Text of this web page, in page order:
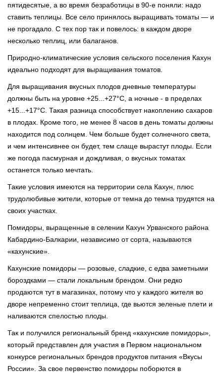
пятидесятые, а во время безработицы в 90-е поняли: надо
ставить теплицы. Все село принялось выращивать томаты — и
не прогадало. С тех пор так и повелось: в каждом дворе
несколько теплиц, или балаганов.⠀
Природно-климатические условия сельского поселения Кахун
идеально подходят для выращивания томатов.⠀
Для выращивания вкусных плодов дневные температуры
должны быть на уровне +25...+27°C, а ночные - в пределах
+15...+17°C. Такая разница способствует накоплению сахаров
в плодах. Кроме того, не менее 8 часов в день томаты должны
находится под солнцем. Чем больше будет солнечного света,
и чем интенсивнее он будет, тем слаще вырастут плоды. Если
же погода пасмурная и дождливая, о вкусных томатах
останется только мечтать.⠀
Такие условия имеются на территории села Кахун, плюс
трудолюбивые жители, которые от темна до темна трудятся на
своих участках.⠀
Помидоры, выращенные в селении Кахун Урванского района
Кабардино-Балкарии, независимо от сорта, называются
«кахунские».⠀
Кахунские помидоры — розовые, сладкие, с едва заметными
бороздками — стали локальным брендом. Они редко
продаются тут в магазинах, потому что у каждого жителя во
дворе непременно стоит теплица, где вьются зеленые плети и
наливаются спелостью плоды.⠀
Так и получился региональный бренд «кахунские помидоры»,
который представлен для участия в Первом национальном
конкурсе региональных брендов продуктов питания «Вкусы
России». За свое первенство помидоры поборются в